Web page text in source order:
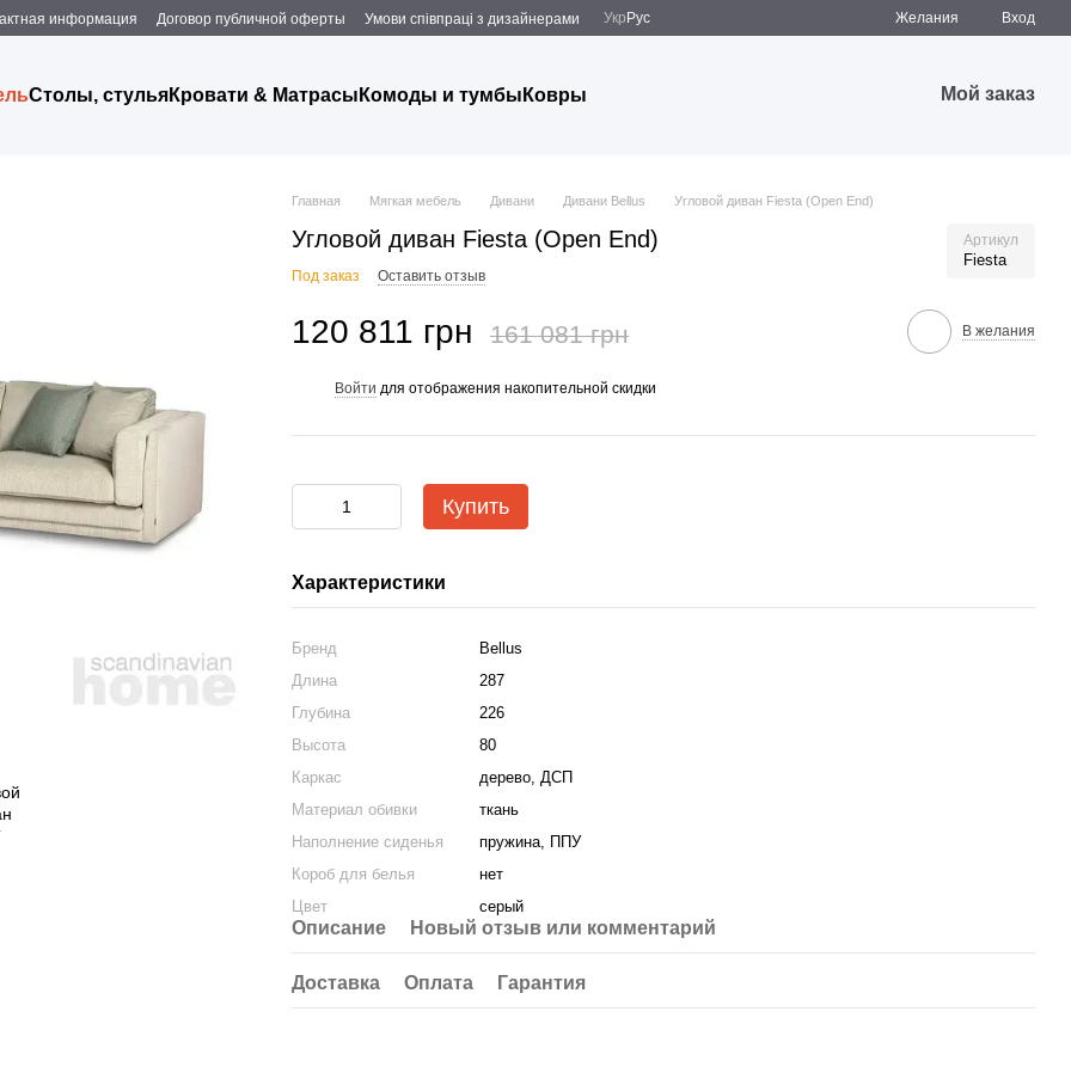
информация Договор публичной оферты Умови співпраці з дизайнерами Укр Рус Желания Вход
Столы, стульяКровати & Матрасы Комоды и тумбы Ковры Мой заказ
Главная Мягкая мебель Дивани Дивани Bellus Угловой диван Fiesta (Open End)
Угловой диван Fiesta (Open End) Артикул
Fiesta
Под заказ Оставить отзыв
120 811 грн 161 081 грн В желания
Войти для отображения накопительной скидки
Купить
Характеристики
Бренд
Bellus
Длина
287
Глубина
226
Высота
80
Каркас
дерево, ДСП
Материал обивки
ткань
Наполнение сиденья
пружина, ППУ
Короб для белья
нет
Цвет
серый
Описание Новый отзыв или комментарий
Доставка Оплата Гарантия